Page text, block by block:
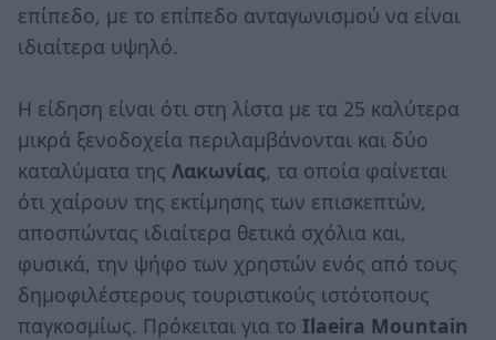
επίπεδο, με το επίπεδο ανταγωνισμού να είναι
ιδιαίτερα υψηλό.
Η είδηση είναι ότι στη λίστα με τα 25 καλύτερα
μικρά ξενοδοχεία περιλαμβάνονται και δύο
καταλύματα της Λακωνίας, τα οποία φαίνεται
ότι χαίρουν της εκτίμησης των επισκεπτών,
αποσπώντας ιδιαίτερα θετικά σχόλια και,
φυσικά, την ψήφο των χρηστών ενός από τους
δημοφιλέστερους τουριστικούς ιστότοπους
παγκοσμίως. Πρόκειται για το Ilaeira Mountain